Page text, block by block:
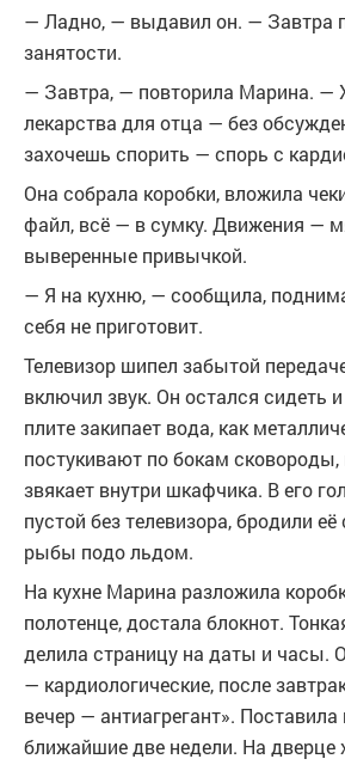
— Ладно, — выдавил он. — Завтра
занятости.
— Завтра, — повторила Марина. —
лекарства для отца — без
захочешь спорить — спорь с
Она собрала коробки, вложила
файл, всё — в сумку. Движения —
выверенные привычкой.
— Я на кухню, — сообщила,
себя не приготовит.
Телевизор шипел забытой
включил звук. Он остался сидеть
плите закипает вода, как
постукивают по бокам сковороды,
звякает внутри шкафчика. В его
пустой без телевизора, бродили
рыбы подо льдом.
На кухне Марина разложила
полотенце, достала блокнот.
делила страницу на даты и часы.
— кардиологические, после
вечер — антиагрегант». Поставила
ближайшие две недели. На дверце